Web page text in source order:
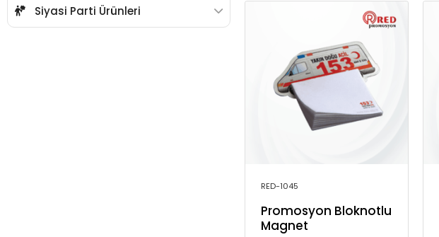
Siyasi Parti Ürünleri
RED-1045
Promosyon Bloknotlu
Magnet